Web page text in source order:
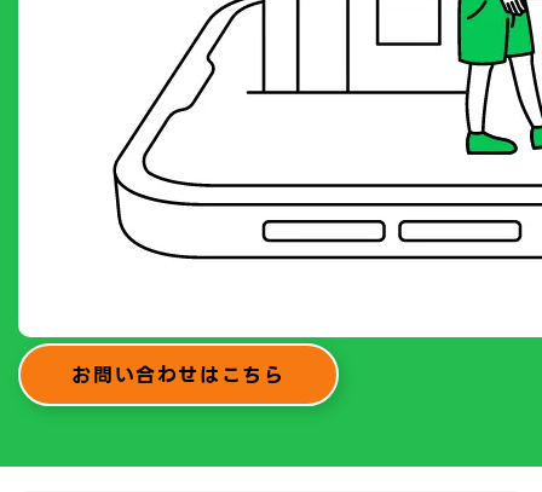
お問い合わせはこちら